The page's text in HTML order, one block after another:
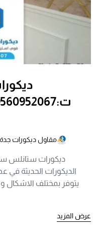
مقاول ديكورات جدة
ديكورات ستانلس
الديكورات الحديثة في
يتوفر بمختلف الاشكال
عرض المزيد